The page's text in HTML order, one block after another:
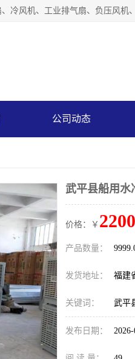
公司动态
武平县船用水
价格：￥
产品数量：
发货地址： 福建
关键词： 武平
发布日期：